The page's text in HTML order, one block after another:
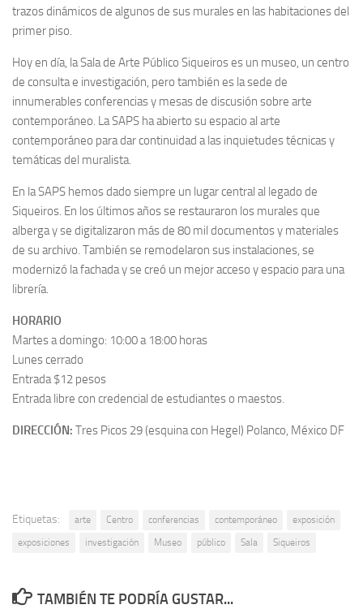
trazos dinámicos de algunos de sus murales en las habitaciones del
primer piso.
Hoy en día, la Sala de Arte Público Siqueiros es un museo, un centro
de consulta e investigación, pero también es la sede de
innumerables conferencias y mesas de discusión sobre arte
contemporáneo. La SAPS ha abierto su espacio al arte
contemporáneo para dar continuidad a las inquietudes técnicas y
temáticas del muralista.
En la SAPS hemos dado siempre un lugar central al legado de
Siqueiros. En los últimos años se restauraron los murales que
alberga y se digitalizaron más de 80 mil documentos y materiales
de su archivo. También se remodelaron sus instalaciones, se
modernizó la fachada y se creó un mejor acceso y espacio para una
librería.
HORARIO
Martes a domingo: 10:00 a 18:00 horas
Lunes cerrado
Entrada $12 pesos
Entrada libre con credencial de estudiantes o maestos.
DIRECCIÓN: Tres Picos 29 (esquina con Hegel) Polanco, México DF
Etiquetas: arte Centro conferencias contemporáneo
exposición
exposiciones
investigación Museo público Sala Siqueiros
TAMBIÉN TE PODRÍA GUSTAR...